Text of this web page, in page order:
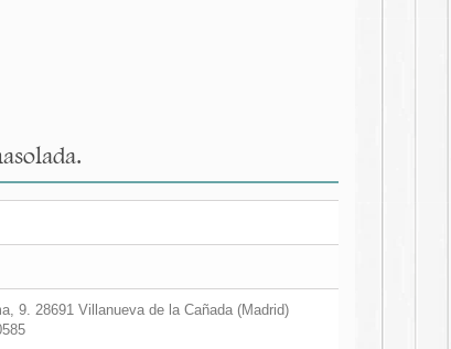
9. 28691 Villanueva de la Cañada (Madrid)